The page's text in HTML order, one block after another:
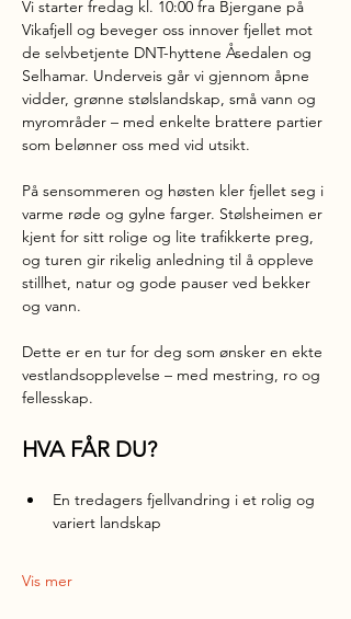
Vi starter fredag kl. 10:00 fra Bjergane på
Vikafjell og beveger oss innover fjellet mot
de selvbetjente DNT-hyttene Åsedalen og
Selhamar. Underveis går vi gjennom åpne
vidder, grønne stølslandskap, små vann og
myrområder – med enkelte brattere partier
som belønner oss med vid utsikt.
På sensommeren og høsten kler fjellet seg i
varme røde og gylne farger. Stølsheimen er
kjent for sitt rolige og lite trafikkerte preg,
og turen gir rikelig anledning til å oppleve
stillhet, natur og gode pauser ved bekker
og vann.
Dette er en tur for deg som ønsker en ekte
vestlandsopplevelse – med mestring, ro og
fellesskap.
HVA FÅR DU?
En tredagers fjellvandring i et rolig og
variert landskap
Vis mer